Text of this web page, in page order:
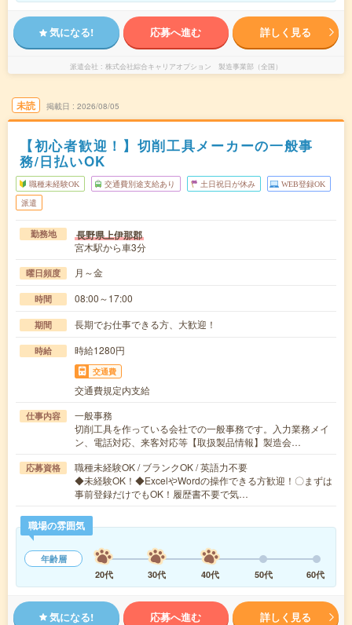
気になる! 応募へ進む 詳しく見る
派遣会社 株式会社綜合キャリアオプション 製造事業部（全国）
未読 掲載日 2026/08/05
【初心者歓迎！】切削工具メーカーの一般事
務/日払いOK
職種未経験OK 交通費別途支給あり 土日祝日が休み WEB登録OK
派遣
勤務地 長野県上伊那郡
宮木駅から車3分
曜日頻度 月～金
時間 08:00～17:00
期間 長期でお仕事できる方、大歓迎！
時給 時給1280円
交通費
交通費規定内支給
仕事内容
一般事務
切削工具を作っている会社での一般事務です。入力業務メイ
ン、電話対応、来客対応等【取扱製品情報】製造会…
応募資格
職種未経験OK / ブランクOK / 英語力不要
◆未経験OK！◆ExcelやWordの操作できる方歓迎！〇まずは
事前登録だけでもOK！履歴書不要で気…
職場の雰囲気
年齢層
20代
30代 40代 50代 60代
気になる! 応募へ進む 詳しく見る